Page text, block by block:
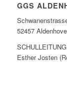
GGS
52457
SCHULLEITUNG
Esther Josten